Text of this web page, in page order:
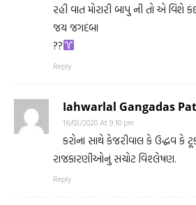
રહી વાત મોરારી બાપુ ની તો એ વિશે
જય જગદંબા
??
Reply
Iahwarlal Gangadas
16/03/2020 At 9:10 pm
કરોના સાથે કેજરીવાલ કે ઉદ્ધવ કે
રાજકારણીઓનું સચોટ વિશ્લેષણ.
Reply